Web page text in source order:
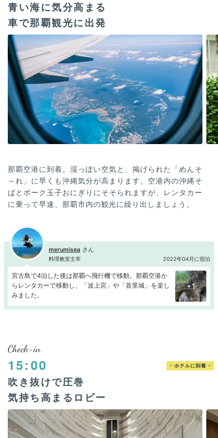
青い海に気分高まる
車で那覇観光に出発
那覇空港に到着。湿っぽい空気と、掲げられた「めんそ
～れ」に早くも沖縄気分が高まります。空港内の沖縄そ
ばとポーク玉子おにぎりにそそられますが、レンタカー
に乗って早速、那覇市内の観光に繰り出しましょう。
merumisea
料理教室主宰 2022年04月に宿泊
宮古島で4泊した後は那覇へ飛行機で移動。那覇空港か
らレンタカーで移動し、「波上宮」や「首里城」を楽し
みました。
+1
Check-in
15:00 ホテルに到着
吹き抜けで圧巻
気持ち高まるロビー